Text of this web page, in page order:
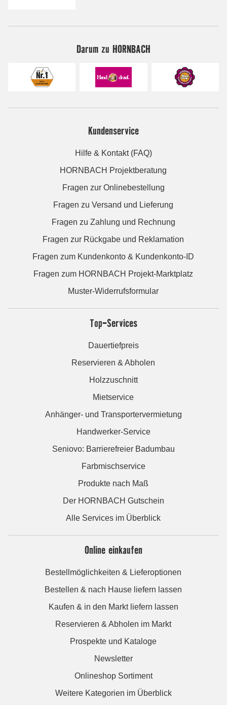
Darum zu HORNBACH
Kundenservice
Hilfe & Kontakt (FAQ)
HORNBACH Projektberatung
Fragen zur Onlinebestellung
Fragen zu Versand und Lieferung
Fragen zu Zahlung und Rechnung
Fragen zur Rückgabe und Reklamation
Fragen zum Kundenkonto & Kundenkonto-ID
Fragen zum HORNBACH Projekt-Marktplatz
Muster-Widerrufsformular
Top-Services
Dauertiefpreis
Reservieren & Abholen
Holzzuschnitt
Mietservice
Anhänger- und Transportervermietung
Handwerker-Service
Seniovo: Barrierefreier Badumbau
Farbmischservice
Produkte nach Maß
Der HORNBACH Gutschein
Alle Services im Überblick
Online einkaufen
Bestellmöglichkeiten & Lieferoptionen
Bestellen & nach Hause liefern lassen
Kaufen & in den Markt liefern lassen
Reservieren & Abholen im Markt
Prospekte und Kataloge
Newsletter
Onlineshop Sortiment
Weitere Kategorien im Überblick